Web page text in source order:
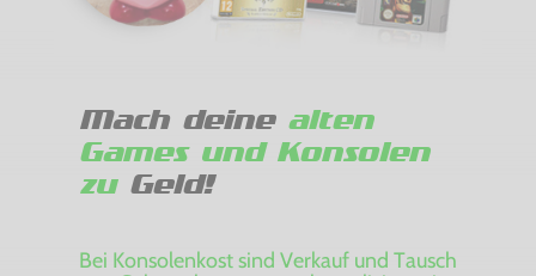
Mach deine alten
Games und Konsolen
zuGeld!
Bei Konsolenkost sind Verkauf und Tausch